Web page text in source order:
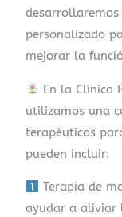
personalizado
mejorar la
En la Clínica
utilizamos una
terapéuticos
pueden incluir:
Terapia de
ayudar a aliviar